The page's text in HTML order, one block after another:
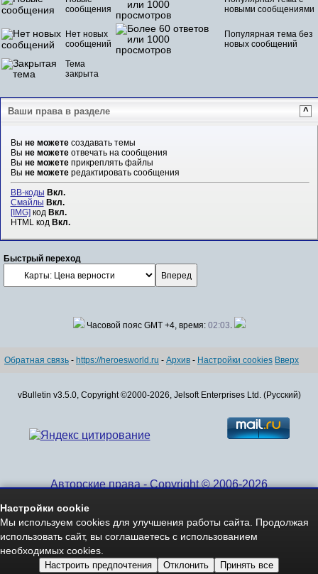
сообщения
новыми сообщениями
Нет новых
сообщений
Популярная тема без
новых сообщений
Тема
закрыта
Ваши права в разделе ^
Вы не можетесоздавать темы
Вы не можетеотвечать на сообщения
Вы не можетеприкреплять файлы
Вы не можетередактировать сообщения
BB-коды Вкл.
Смайлы Вкл.
[IMG]код Вкл.
HTML код Вкл.
Быстрый переход
Часовой пояс GMT +4, время: 02:03.
Обратная связь - https://heroesworld.ru - Архив - Настройки cookies Вверх
vBulletin v3.5.0, Copyright ©2000-2026, Jelsoft Enterprises Ltd. (Русский)
Авторские права - Copyright © 2006-2026
Настройки cookie
Мы используем cookies для улучшения работы сайта. Продолжая
использовать сайт, вы соглашаетесь с использованием
необходимых cookies.
Настроить предпочтения Отклонить Принять все